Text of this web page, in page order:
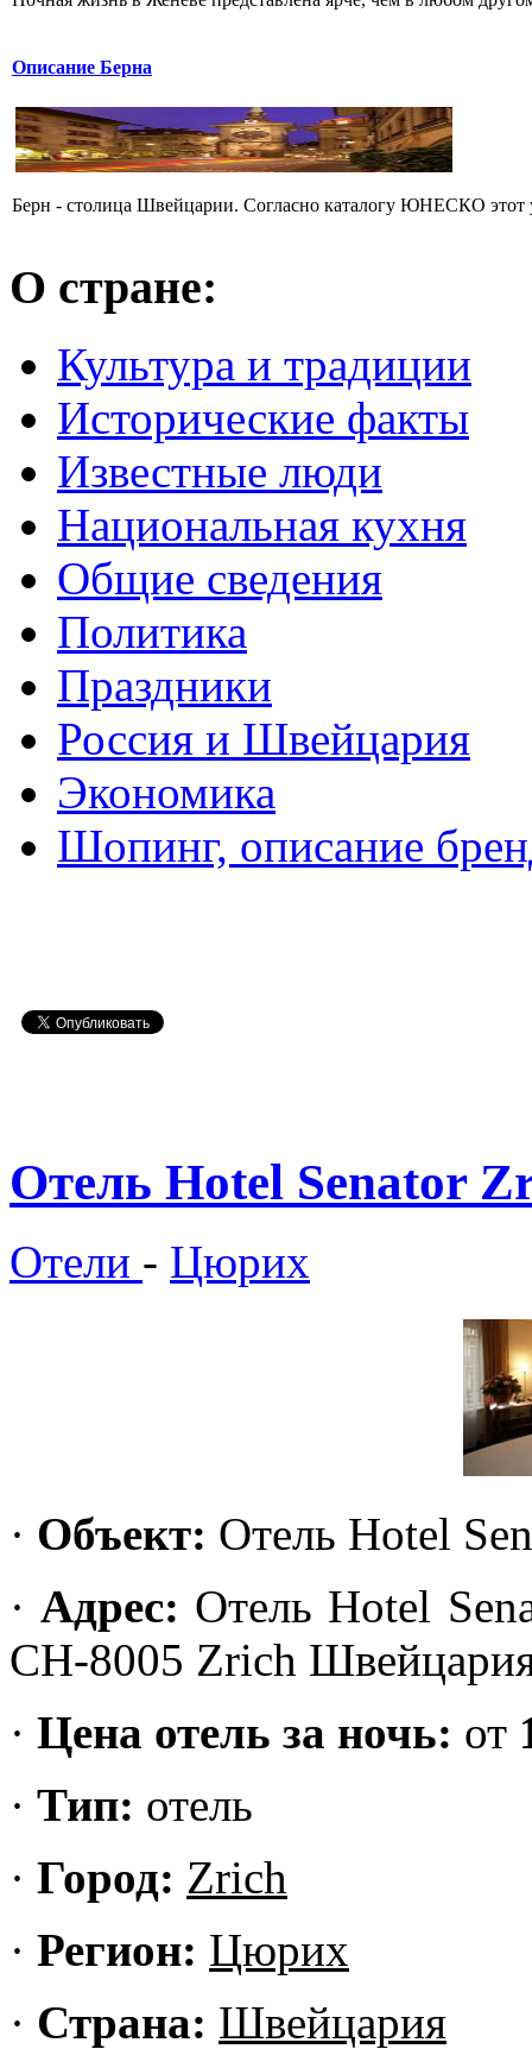
Описание Берна
Берн - столица Швейцарии. Согласно каталогу ЮНЕСКО этот
О стране:
Культура и традиции
Исторические факты
Известные люди
Национальная кухня
Общие сведения
Политика
Праздники
Россия и Швейцария
Экономика
Шопинг, описание
Отель Hotel Senator
Отели - Цюрих
· Объект: Отель Hotel
·Адрес: Отель Hotel
CH-8005 Zrich
· Цена отель за ночь: от
· Тип: отель
· Город: Zrich
· Регион: Цюрих
· Страна: Швейцария